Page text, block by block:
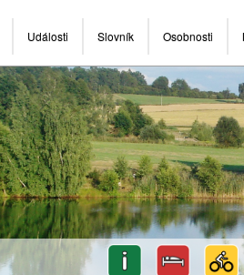
Události Slovník Osobnosti